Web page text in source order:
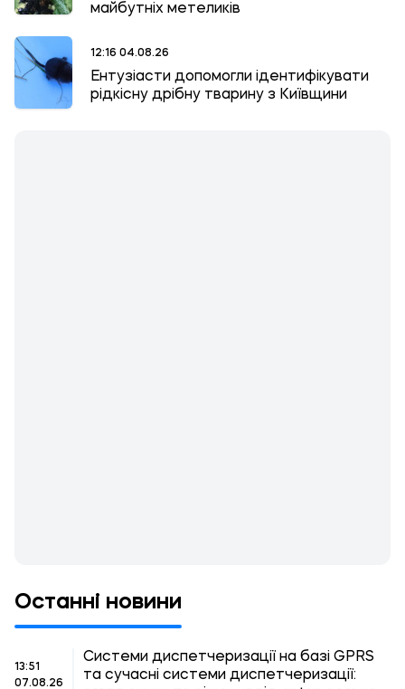
майбутніх метеликів
12:16 04.08.26
Ентузіасти допомогли ідентифікувати
рідкісну дрібну тварину з Київщини
Останні новини
13:51
07.08.26
Системи диспетчеризації на базі GPRS
та сучасні системи диспетчеризації: